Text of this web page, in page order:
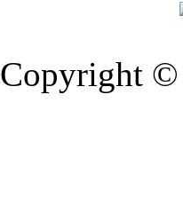
Copyright ©